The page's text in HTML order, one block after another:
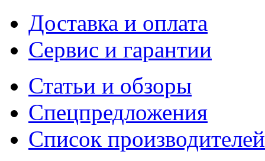
Доставка и оплата
Сервис и гарантии
Статьи и обзоры
Спецпредложения
Список производителей